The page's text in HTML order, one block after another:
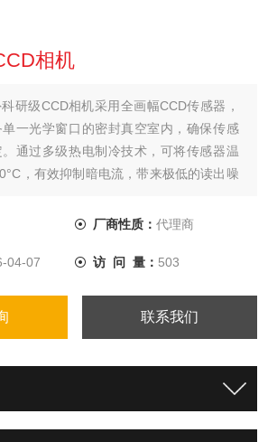
相机
研级CCD相机采用全画幅CCD传感器，
一光学窗口的密封真空室内，确保传感
通过多级热电制冷技术，可将传感器温
，有效抑制暗电流，带来极低的读出噪
厂商性质： 代理商
04-07 访 问 量： 503
联系我们